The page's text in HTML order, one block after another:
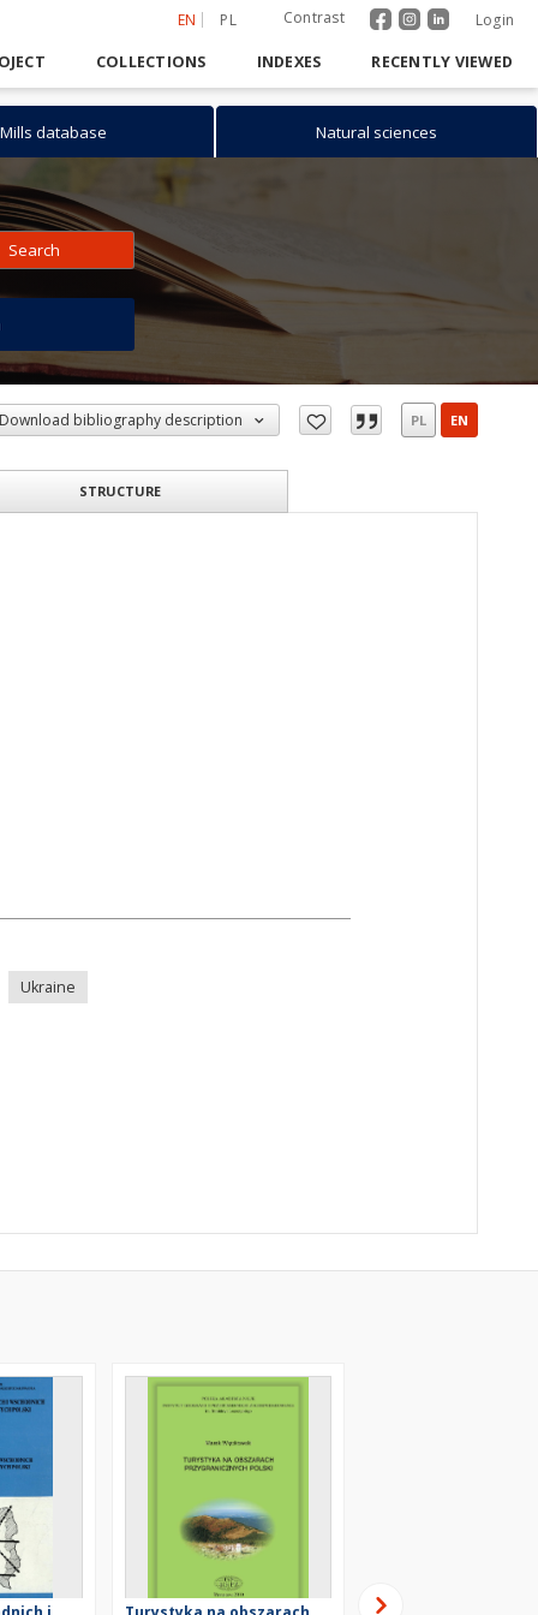
EN PL Contrast Login
COLLECTIONS INDEXES RECENTLY VIEWED
Mills database Natural sciences
Search
Download bibliography description PL EN
STRUCTURE
Ukraine